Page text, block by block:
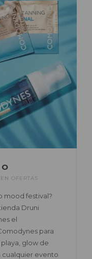
EN OFERTAS
mood festival?
Druni
el
para
glow de
cualquier evento